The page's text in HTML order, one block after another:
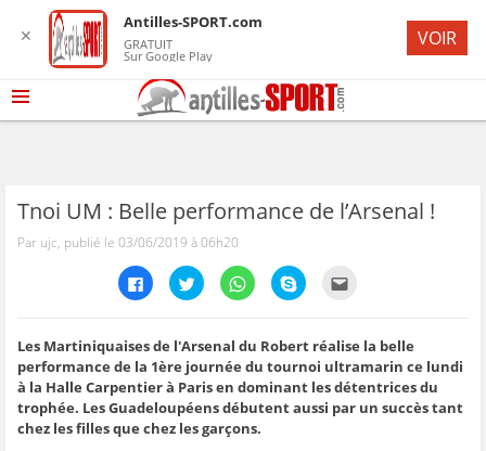
Tnoi UM : Belle performance de l’Arsenal !
Par ujc, publié le 03/06/2019 à 06h20
C
l
e
z
p
o
u
r
p
a
C
l
e
z
p
o
u
r
p
a
C
l
e
z
p
o
u
r
p
a
C
l
e
z
p
o
u
r
e
z
p
o
u
r
Les Martiniquaises de l'Arsenal du Robert réalise la belle
performance de la 1ère journée du tournoi ultramarin ce lundi
à la Halle Carpentier à Paris en dominant les détentrices du
trophée. Les Guadeloupéens débutent aussi par un succès tant
chez les filles que chez les garçons.
✕
Antilles-SPORT.com
GRATUIT
Sur Google Play
VOIR